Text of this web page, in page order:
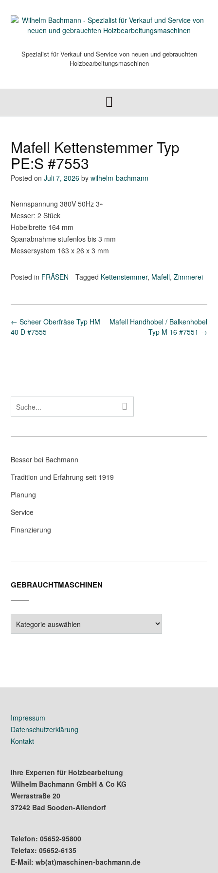
content
Spezialist für Verkauf und Service von neuen und gebrauchten
Holzbearbeitungsmaschinen
Mafell Kettenstemmer Typ
PE:S #7553
Posted on Juli 7, 2026 by wilhelm-bachmann
Nennspannung 380V 50Hz 3~
Messer: 2 Stück
Hobelbreite 164 mm
Spanabnahme stufenlos bis 3 mm
Messersystem 163 x 26 x 3 mm
Posted in FRÄSEN Tagged Kettenstemmer, Mafell, Zimmerei
Post
navigation
Mafell Handhobel / Balkenhobel
Typ M 16 #7551 →
← Scheer Oberfräse Typ HM
40 D #7555
Besser bei Bachmann
Tradition und Erfahrung seit 1919
Planung
Service
Finanzierung
GEBRAUCHTMASCHINEN
Impressum
Datenschutzerklärung
Kontakt
Ihre Experten für Holzbearbeitung
Wilhelm Bachmann GmbH & Co KG
Werrastraße 20
37242 Bad Sooden-Allendorf
Telefon: 05652-95800
Telefax: 05652-6135
E-Mail: wb(at)maschinen-bachmann.de